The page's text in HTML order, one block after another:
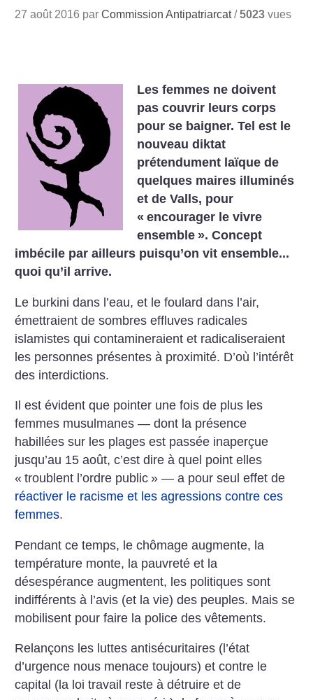
27 août 2016 parCommission Antipatriarcat/5023 vues
Les femmes ne doivent
pas couvrir leurs corps
pour se baigner. Tel est le
nouveau diktat
prétendument laïque de
quelques maires illuminés
et de Valls, pour
« encourager le vivre
ensemble ». Concept
imbécile par ailleurs puisqu’on vit ensemble...
quoi qu’il arrive.
Le burkini dans l’eau, et le foulard dans l’air,
émettraient de sombres effluves radicales
islamistes qui contamineraient et radicaliseraient
les personnes présentes à proximité. D’où l’intérêt
des interdictions.
Il est évident que pointer une fois de plus les
femmes musulmanes — dont la présence
habillées sur les plages est passée inaperçue
jusqu’au 15 août, c’est dire à quel point elles
« troublent l’ordre public » — a pour seul effet de
réactiver le racisme et les agressions contre ces
femmes.
Pendant ce temps, le chômage augmente, la
température monte, la pauvreté et la
désespérance augmentent, les politiques sont
indifférents à l’avis (et la vie) des peuples. Mais se
mobilisent pour faire la police des vêtements.
Relançons les luttes antisécuritaires (l’état
d’urgence nous menace toujours) et contre le
capital (la loi travail reste à détruire et de